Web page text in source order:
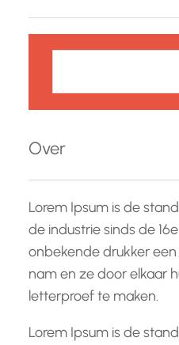
k
n
Over
Lorem Ipsum is de
de industrie sinds de
onbekende drukker
nam en ze door elkaar
letterproef te maken.
Lorem Ipsum is de